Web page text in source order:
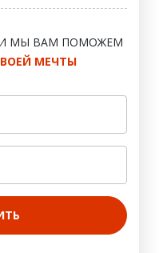
МЫ ВАМ ПОМОЖЕМ
МЕЧТЫ